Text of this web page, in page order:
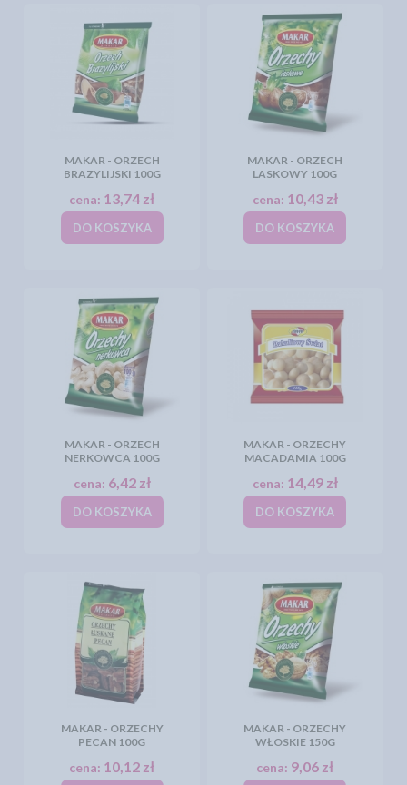
MAKAR - ORZECH
BRAZYLIJSKI 100G
cena: 13,74 zł
DO KOSZYKA
MAKAR - ORZECH
LASKOWY 100G
cena: 10,43 zł
DO KOSZYKA
MAKAR - ORZECH
NERKOWCA 100G
cena: 6,42 zł
DO KOSZYKA
MAKAR - ORZECHY
MACADAMIA 100G
cena: 14,49 zł
DO KOSZYKA
MAKAR - ORZECHY
PECAN 100G
cena: 10,12 zł
MAKAR - ORZECHY
WŁOSKIE 150G
cena: 9,06 zł